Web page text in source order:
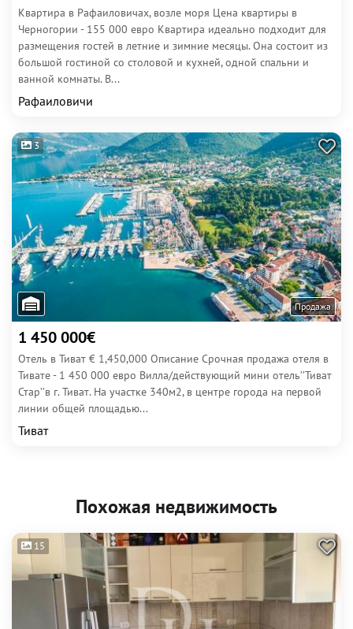
Квартира в Рафаиловичах, возле моря Цена квартиры в
Черногории - 155 000 евро Квартира идеально подходит для
размещения гостей в летние и зимние месяцы. Она состоит из
большой гостиной со столовой и кухней, одной спальни и
ванной комнаты. В...
Рафаиловичи
3
Продажа
1 450 000€
Отель в Тиват € 1,450,000 Описание Срочная продажа отеля в
Тивате - 1 450 000 евро Вилла/действующий мини отель’’Тиват
Стар’’в г. Тиват. На участке 340м2, в центре города на первой
линии общей площадью...
Тиват
Похожая недвижимость
15